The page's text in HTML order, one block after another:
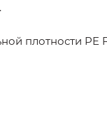
плотности PE